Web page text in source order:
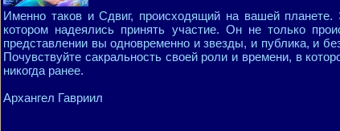
Именно таков и Сдвиг, происходящий на вашей
котором надеялись принять участие. Он не только
представлении вы одновременно и звезды, и публика, и
Почувствуйте сакральность своей роли и времени, в
никогда ранее.
Архангел Гавриил